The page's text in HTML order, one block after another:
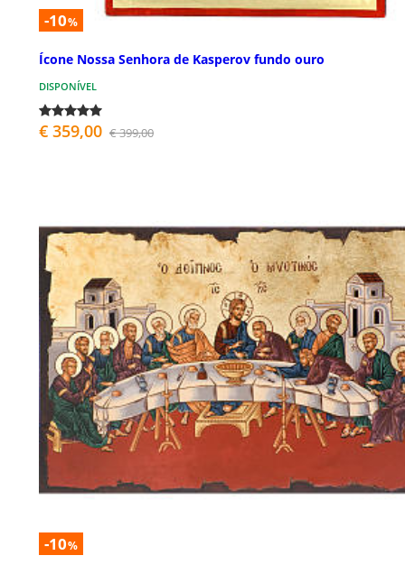
-10%
Ícone Nossa Senhora de Kasperov fundo ouro
DISPONÍVEL
€ 359,00 € 399,00
-10%